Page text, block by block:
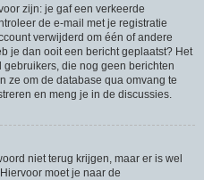
zijn: je gaf een verkeerde
de e-mail met je registratie
verwijderd om één of andere
je dan ooit een bericht geplaatst? Het
die nog geen berichten
ze om de database qua omvang te
en meng je in de discussies.
niet terug krijgen, maar er is wel
moet je naar de